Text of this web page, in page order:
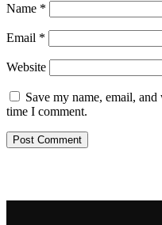
Name *
Email *
Website
Save my name, email,
time I comment.